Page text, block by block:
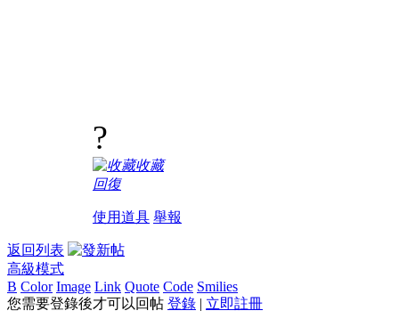
?
收藏
回復
使用道具 舉報
返回列表
高級模式
B Color Image Link Quote Code Smilies
您需要登錄後才可以回帖 登錄 | 立即註冊